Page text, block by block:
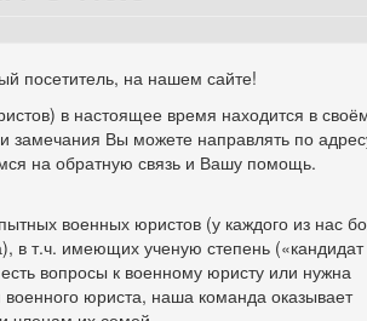
посетитель, на нашем сайте!
в настоящее время находится в
замечания Вы можете направлять по
на обратную связь и Вашу помощь.
военных юристов (у каждого из нас
в т.ч. имеющих ученую степень («кандидат
вопросы к военному юристу или нужна
военного юриста, наша команда оказывает